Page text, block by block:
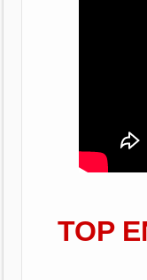
TOP